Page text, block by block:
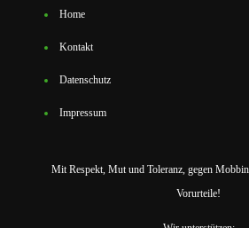
Home
Kontakt
Datenschutz
Impressum
Mit Respekt, Mut und Toleranz, gegen
Vorurteile!